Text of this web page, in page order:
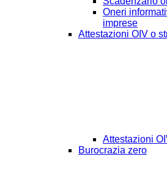
Oneri
imprese
Attestazioni OIV o
Attestazioni
Burocrazia zero